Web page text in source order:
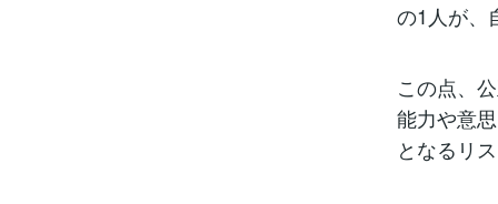
の1人が、
この点、
能力や意
となるリ